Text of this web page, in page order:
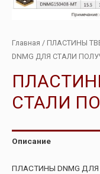
Главная / ПЛАСТИНЫ
DNMG ДЛЯ СТАЛИ
СТАЛИ
Описание
ПЛАСТИНЫ DNMG